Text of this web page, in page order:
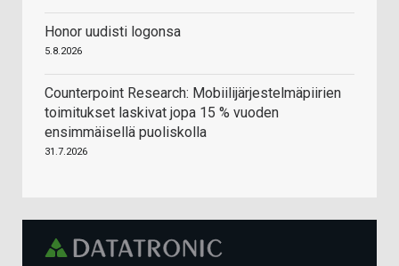
Honor uudisti logonsa
5.8.2026
Counterpoint Research: Mobiilijärjestelmäpiirien
toimitukset laskivat jopa 15 % vuoden
ensimmäisellä puoliskolla
31.7.2026